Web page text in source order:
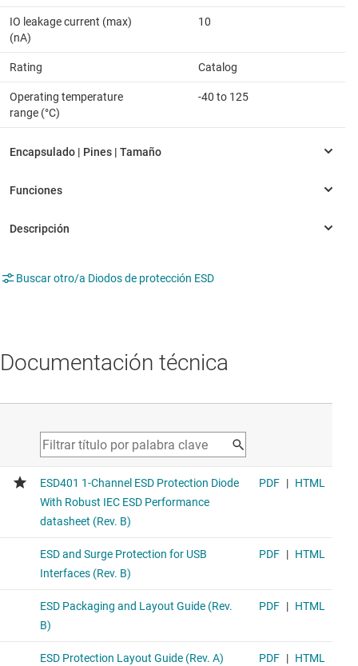
IO leakage current (max)
(nA)
10
Rating Catalog
Operating temperature
range (°C)
-40 to 125
Buscar otro/a Diodos de protección ESD
Documentación técnica